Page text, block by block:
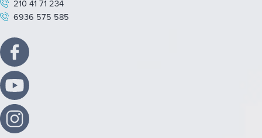
210 41 71 234
6936 575 585